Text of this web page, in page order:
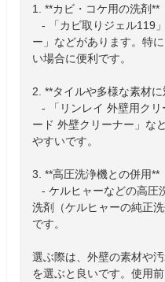
1. **カビ・コケ用の洗剤**
ー」などがあります。特
い場合に便利です。
2. **タイルや多様な素材
ード 外壁クリーナー」な
やすいです。
3. **高圧洗浄機との併用**
洗剤（ケルヒャーの純正
です。
選ぶ際は、外壁の素材や
を選ぶと良いです。使用